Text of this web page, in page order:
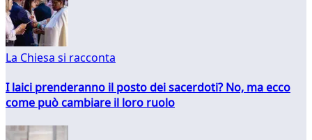
La Chiesa si racconta
I laici prenderanno il posto dei sacerdoti? No, ma ecco
come può cambiare il loro ruolo